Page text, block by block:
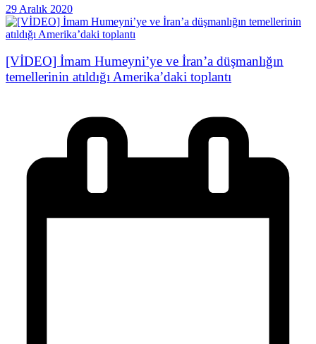
29 Aralık 2020
[VİDEO] İmam Humeyni’ye ve İran’a düşmanlığın
temellerinin atıldığı Amerika’daki toplantı